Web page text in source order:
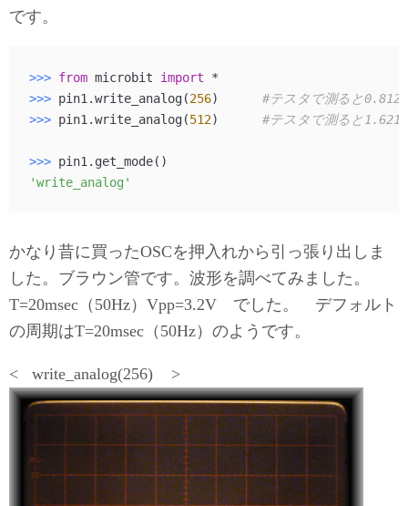
です。
>>> from microbit import
>>> pin1.write_analog(256) #テスタで測ると
>>> pin1.write_analog(512) #テスタで測ると
>>>
'write_analog'
かなり昔に買ったOSCを押入れから引っ張り出しま
した。ブラウン管です。波形を調べてみました。
T=20msec（50Hz）Vpp=3.2V でした。 デフォルト
の周期はT=20msec（50Hz）のようです。
< write_analog(256) >